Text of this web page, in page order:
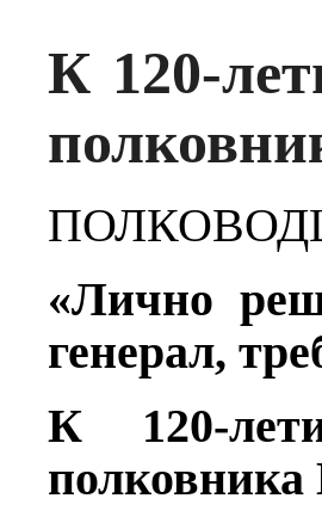
К 120-
«Лично
генерал,
К 120-